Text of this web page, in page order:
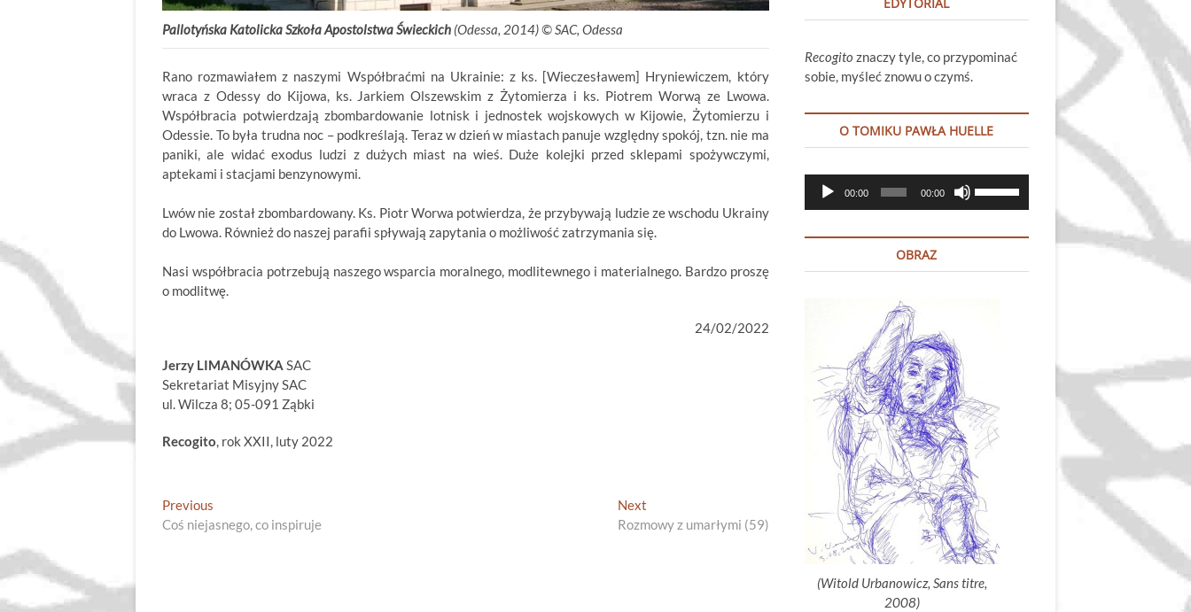
Pallotyńska Katolicka Szkoła Apostolstwa Świeckich (Odessa, 2014) © SAC, Odessa
Rano rozmawiałem z naszymi Współbraćmi na Ukrainie: z ks. [Wieczesławem] Hryniewiczem, który
wraca z Odessy do Kijowa, ks. Jarkiem Olszewskim z Żytomierza i ks. Piotrem Worwą ze Lwowa.
Współbracia potwierdzają zbombardowanie lotnisk i jednostek wojskowych w Kijowie, Żytomierzu i
Odessie. To była trudna noc – podkreślają. Teraz w dzień w miastach panuje względny spokój, tzn. nie ma
paniki, ale widać exodus ludzi z dużych miast na wieś. Duże kolejki przed sklepami spożywczymi,
aptekami i stacjami benzynowymi.
Lwów nie został zbombardowany. Ks. Piotr Worwa potwierdza, że przybywają ludzie ze wschodu Ukrainy
do Lwowa. Również do naszej parafii spływają zapytania o możliwość zatrzymania się.
Nasi współbracia potrzebują naszego wsparcia moralnego, modlitewnego i materialnego. Bardzo proszę
o modlitwę.
24/02/2022
Jerzy LIMANÓWKA SAC
Sekretariat Misyjny SAC
ul. Wilcza 8; 05-091 Ząbki
Recogito, rok XXII, luty 2022
Nawigacja
wpisu
Previous
post:
Coś niejasnego, co inspiruje
NextNext
post:
Rozmowy z umarłymi (59)
Recogito znaczy tyle, co przypominać
sobie, myśleć znowu o czymś.
O TOMIKU PAWŁA HUELLE
Odtwarzacz
plików
00:00 00:00
góry
głośność.
OBRAZ
(Witold Urbanowicz, Sans titre,
2008)